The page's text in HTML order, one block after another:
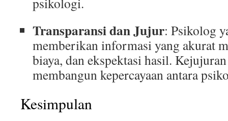
Transparansi dan Jujur: Psikolog
memberikan informasi yang akurat
biaya, dan ekspektasi hasil.
membangun kepercayaan antara
Kesimpulan